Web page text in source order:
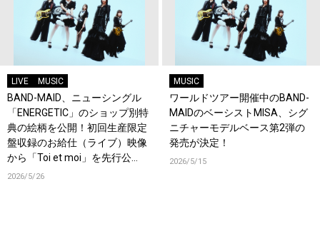
LIVE MUSIC
BAND-MAID、ニューシングル
「ENERGETIC」のショップ別特
典の絵柄を公開！初回生産限定
盤収録のお給仕（ライブ）映像
から「Toi et moi」を先行公
開！
2026/5/26
MUSIC
ワールドツアー開催中のBAND-
MAIDのベーシストMISA、シグ
ニチャーモデルベース第2弾の
発売が決定！
2026/5/15